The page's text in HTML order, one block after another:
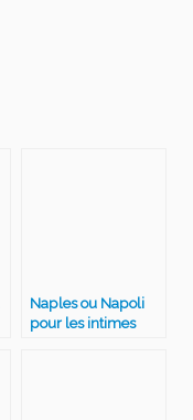
Naples ou Napoli
pour les intimes